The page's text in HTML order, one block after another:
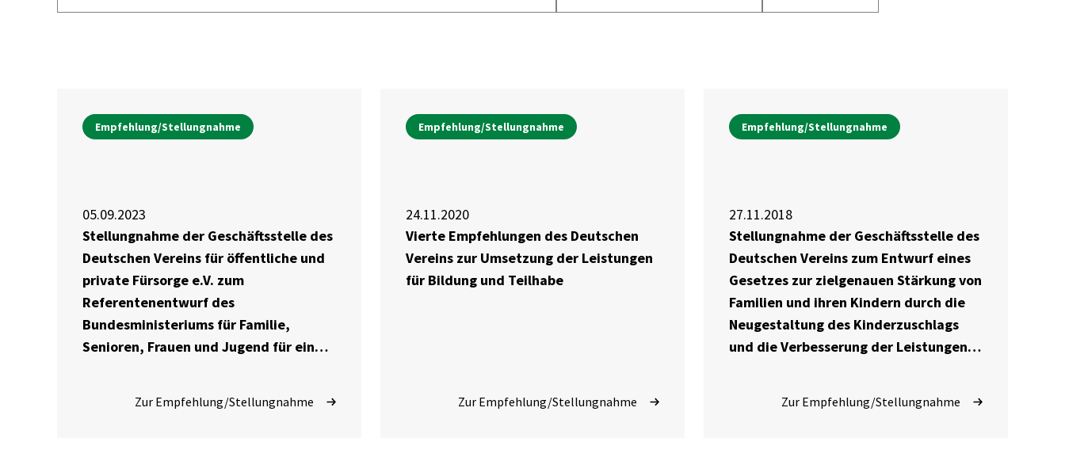
Empfehlung/Stellungnahme
05.09.2023
Stellungnahme der Geschäftsstelle des
Deutschen Vereins für öffentliche und
private Fürsorge e.V. zum
Referentenentwurf des
Bundesministeriums für Familie,
Senioren, Frauen und Jugend für einen
Änderung weiterer Bestimmungen
Zur Empfehlung/Stellungnahme
Empfehlung/Stellungnahme
24.11.2020
Vierte Empfehlungen des Deutschen
Vereins zur Umsetzung der Leistungen
für Bildung und Teilhabe
Zur Empfehlung/Stellungnahme
Empfehlung/Stellungnahme
27.11.2018
Stellungnahme der Geschäftsstelle des
Deutschen Vereins zum Entwurf eines
Gesetzes zur zielgenauen Stärkung von
Familien und ihren Kindern durch die
Neugestaltung des Kinderzuschlags
und die Verbesserung der Leistungen
November 2018
Zur Empfehlung/Stellungnahme